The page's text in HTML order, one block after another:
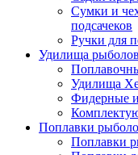
Сумки и
подсачеков
Ручки для
Удилища
Удилища
Фидерные
Поплавки
Поплавки